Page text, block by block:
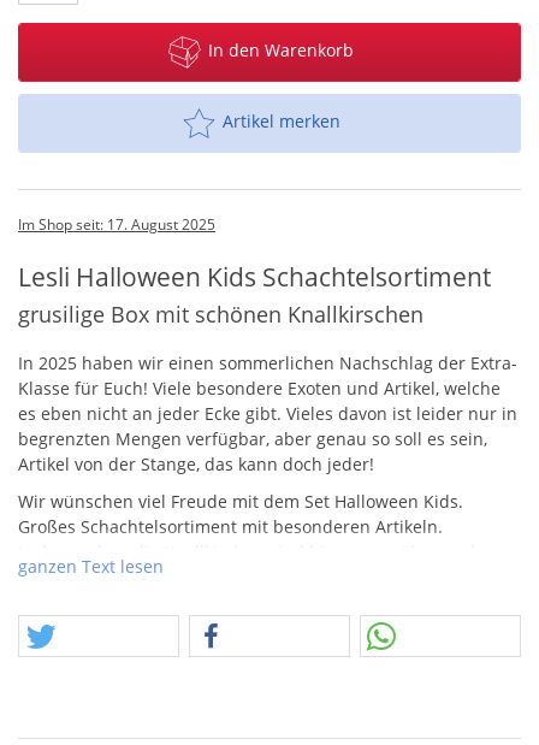
In den Warenkorb
Artikel merken
Im Shop seit: 17. August 2025
Lesli Halloween Kids Schachtelsortiment
grusilige Box mit schönen Knallkirschen
In 2025 haben wir einen sommerlichen Nachschlag der Extra-
Klasse für Euch! Viele besondere Exoten und Artikel, welche
es eben nicht an jeder Ecke gibt. Vieles davon ist leider nur in
begrenzten Mengen verfügbar, aber genau so soll es sein,
Artikel von der Stange, das kann doch jeder!
Wir wünschen viel Freude mit dem Set Halloween Kids.
Großes Schachtelsortiment mit besonderen Artikeln.
das sind die kleinen grünen Plättchen, welche Rot leuchten
ganzen Text lesen